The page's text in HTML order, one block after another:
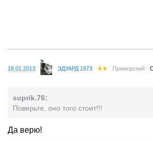
18.01.2013 ЭДУАРД 1973 Приморский
suprik.76:
Поверьте, оно того стоит!!!
Да верю!